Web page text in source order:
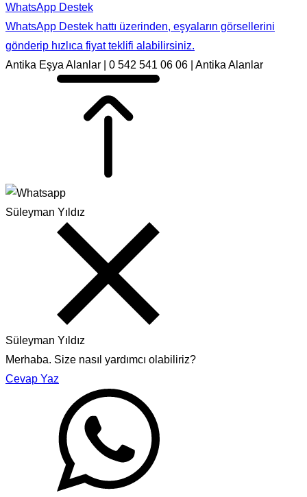
WhatsApp Destek
WhatsApp Destek hattı üzerinden, eşyaların görsellerini
gönderip hızlıca fiyat teklifi alabilirsiniz.
Antika Eşya Alanlar | 0 542 541 06 06 | Antika Alanlar
Süleyman Yıldız
Süleyman Yıldız
Merhaba. Size nasıl yardımcı olabiliriz?
Cevap Yaz